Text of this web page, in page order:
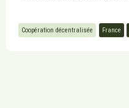
Coopération décentralisée France